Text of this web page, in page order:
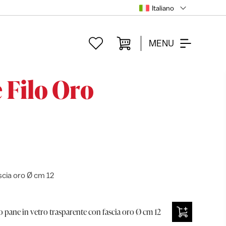
Italiano
MENU
Oro
oro Ø cm 12
in vetro trasparente con fascia oro Ø cm 12